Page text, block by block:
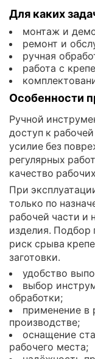
Для каких
монтаж и
ремонт и
ручная
работа с
Особенности
Ручной
доступ к
усилие без
регулярных
качество
При
только по
рабочей части и
изделия. Подбор
риск срыва
заготовки.
удобство
выбор
обработки;
применение в
производстве;
оснащение
рабочего места;